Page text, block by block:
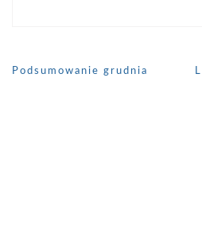
Nawigacja
Podsumowanie grudnia